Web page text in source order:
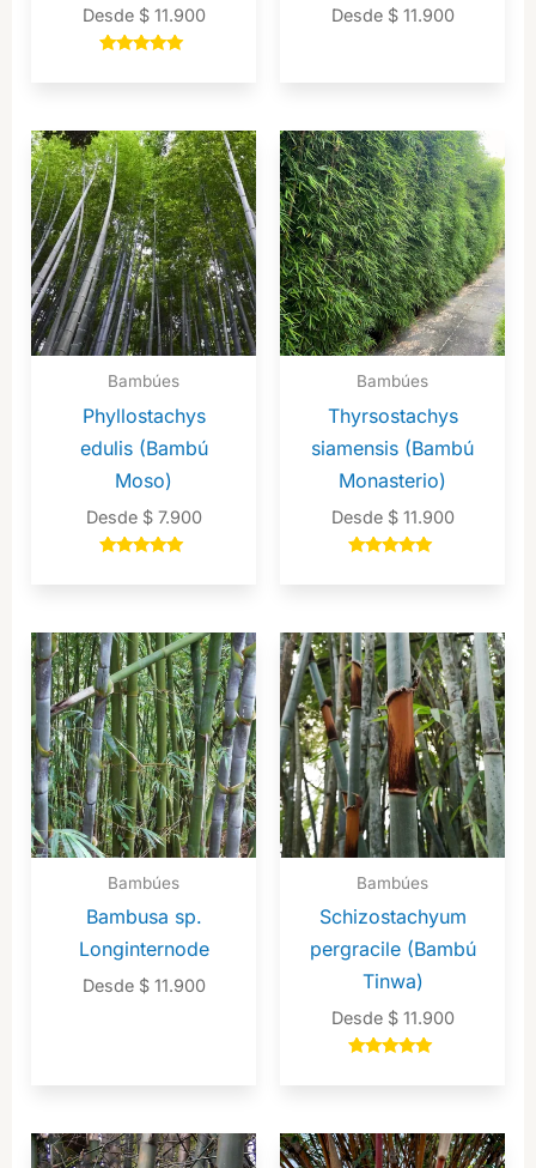
Desde $11.900 Desde $11.900
Bambúes
Phyllostachys
edulis (Bambú
Moso)
Desde $7.900
Bambúes
Thyrsostachys
siamensis (Bambú
Monasterio)
Desde $11.900
Bambúes
Bambusa sp.
Longinternode
Desde $11.900
Bambúes
Schizostachyum
pergracile (Bambú
Tinwa)
Desde $11.900